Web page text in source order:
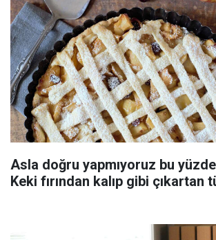
Asla doğru yapmıyoruz bu
Keki fırından kalıp gibi çıkartan